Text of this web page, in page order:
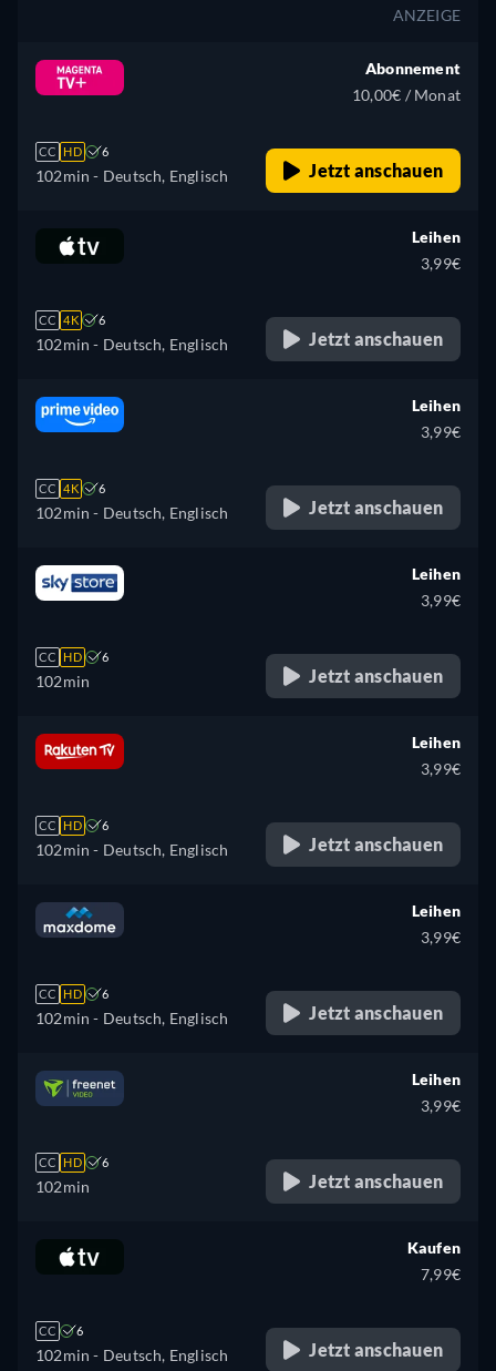
ANZEIGE
CC HD 6
102min - Deutsch, Englisch
Abonnement
10,00€ / Monat
Jetzt anschauen
CC 4K 6
102min - Deutsch, Englisch
Leihen
3,99€
Jetzt anschauen
CC 4K 6
102min - Deutsch, Englisch
Leihen
3,99€
Jetzt anschauen
CC HD 6
102min
Leihen
3,99€
Jetzt anschauen
CC HD 6
102min - Deutsch, Englisch
Leihen
3,99€
Jetzt anschauen
CC HD 6
102min - Deutsch, Englisch
Leihen
3,99€
Jetzt anschauen
CC HD 6
102min
Leihen
3,99€
Jetzt anschauen
CC 6
102min - Deutsch, Englisch
Kaufen
7,99€
Jetzt anschauen